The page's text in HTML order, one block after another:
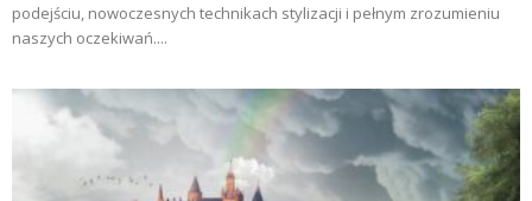
podejściu, nowoczesnych technikach stylizacji i pełnym zrozumieniu
naszych oczekiwań....